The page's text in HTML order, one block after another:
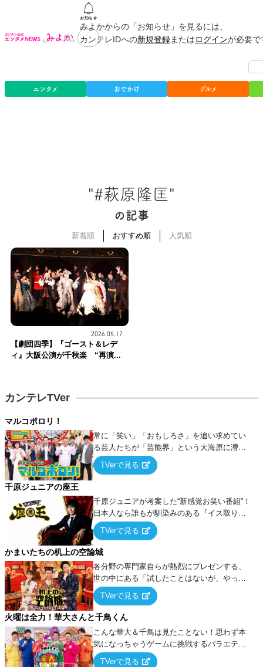
みよかからの「お知らせ」を見るには、
カンテレIDへの新規登録またはログインが必要
エンタメ おでかけ グルメ
"#萩原隆匡"
の記事
新着順 おすすめ順 人気順
2026.05.17
【劇団四季】『ゴースト＆レデ
ィ』大阪公演が千秋楽 “再演...
カンテレTVer
マルコポロリ！
常に「笑い」「おもしろさ」を追い求めてい
る芸人たちが「芸能界」という大海原に漕ぎ
出でて、新たなオモシロ人間を発掘する！
TVerで見る
千原ジュニアの座王
千原ジュニアが考案した“新感覚お笑い番組”！
日本人なら誰もが馴染みのある『イス取りゲ
ーム』をベースに、大喜利・ギャグ・モノボ
ケ・歌…など様々なお題で芸人がショートネ
タを競い合う！
TVerで見る
かまいたちの机上の空論城
各分野の専門家自らが熱烈にプレゼンする、
世の中にある「試したことはないが、やって
みたらこうなる！…ハズ」という“机上の空
論”に若手芸人らがカラダを張って挑む！
TVerで見る
火曜は全力！華大さんと千鳥くん
こんな華大＆千鳥は見たことない！思わず本
気になっちゃうゲームに挑戦するバラエティ
ー！
TVerで見る